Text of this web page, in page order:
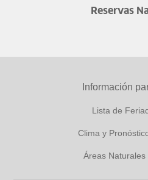
Reservas
Información
Lista de
Clima y
Áreas